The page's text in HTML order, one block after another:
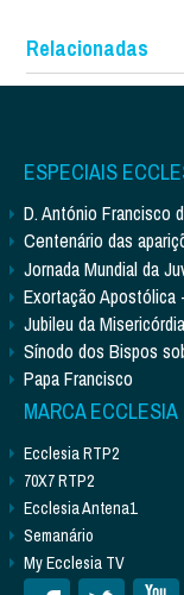
Relacionadas
ESPECIAIS
D. António Francisco
Centenário das
Jornada Mundial da
Exortação Apostólica
Jubileu da Misericórdia
Sínodo dos Bispos
Papa Francisco
MARCA ECCLESIA
Ecclesia RTP2
70X7 RTP2
Ecclesia Antena1
Semanário
My Ecclesia TV